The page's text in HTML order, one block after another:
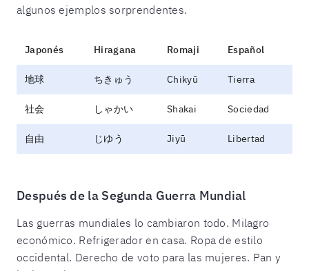
algunos ejemplos sorprendentes.
Japonés Hiragana Romaji Español
地球 ちきゅう Chikyū Tierra
社会 しゃかい Shakai Sociedad
自由 じゆう Jiyū Libertad
Después de la Segunda Guerra Mundial
Las guerras mundiales lo cambiaron todo. Milagro
económico. Refrigerador en casa. Ropa de estilo
occidental. Derecho de voto para las mujeres. Pan y